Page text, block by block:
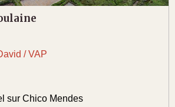
/ VAP
sur Chico Mendes